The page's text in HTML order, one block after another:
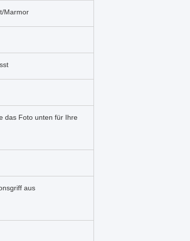
Marmor
das Foto unten für Ihre
aus